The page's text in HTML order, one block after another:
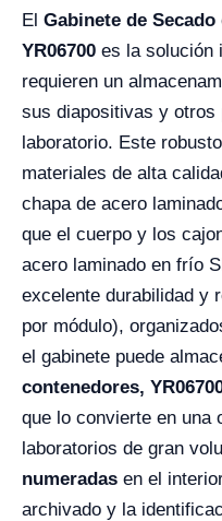
El Gabinete de
YR06700 es la solución
requieren un
sus diapositivas y otros
laboratorio. Este
materiales de alta
chapa de acero
que el cuerpo y los
acero laminado en frío
excelente durabilidad y
por módulo),
el gabinete puede
contenedores,
que lo convierte en una
laboratorios de gran
numeradas en el
archivado y la